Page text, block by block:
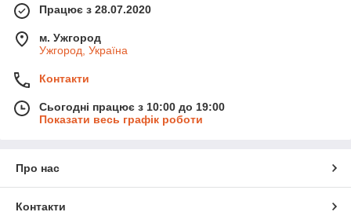
Працює з 28.07.2020
м. Ужгород
Ужгород, Україна
Контакти
Сьогодні працює з 10:00 до 19:00
Показати весь графік роботи
Про нас
Контакти